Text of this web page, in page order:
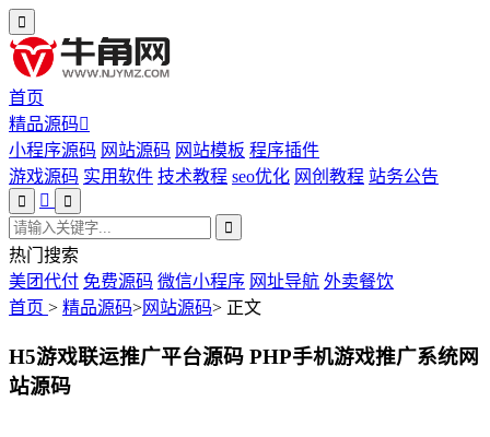
首页
精品源码
小程序源码 网站源码 网站模板 程序插件
游戏源码 实用软件 技术教程 seo优化 网创教程 站务公告
热门搜索
美团代付 免费源码 微信小程序 网址导航 外卖餐饮
首页 > 精品源码>网站源码> 正文
H5游戏联运推广平台源码 PHP手机游戏推广系统网
站源码